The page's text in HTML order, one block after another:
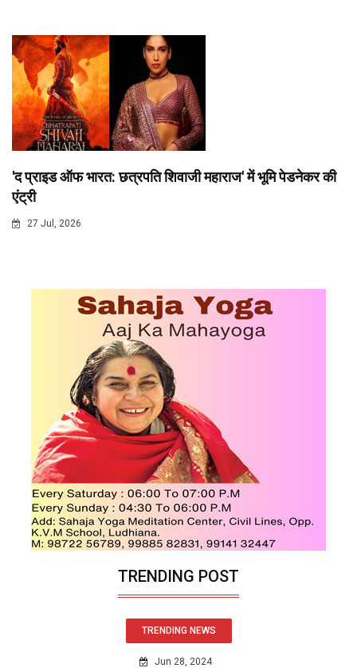
'द प्राइड ऑफ भारत: छत्रपति शिवाजी महाराज' में भूमि पेडनेकर की
एंट्री
27 Jul, 2026
TRENDING POST
TRENDING NEWS
Jun 28, 2024